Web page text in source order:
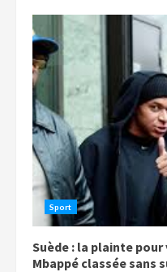
Sport
Suède : la plainte
Mbappé classée sans